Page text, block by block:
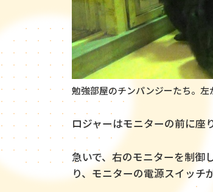
勉強部屋のチンパンジーたち。左
ロジャーはモニターの前に座
急いで、右のモニターを制御
り、モニターの電源スイッチ